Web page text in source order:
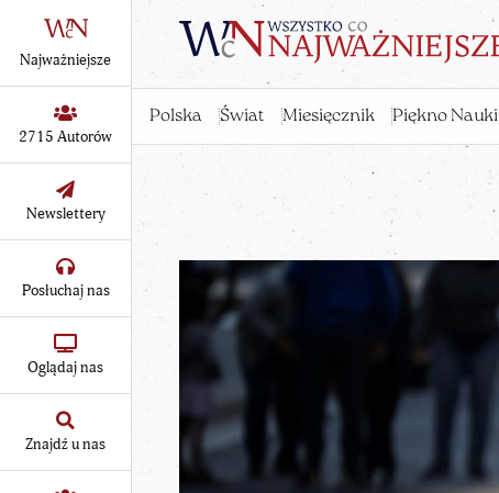
Polska Świat Miesięcznik Piękno Nauki
Najważniejsze
2715 Autorów
Newslettery
Posłuchaj nas
Oglądaj nas
Znajdź u nas